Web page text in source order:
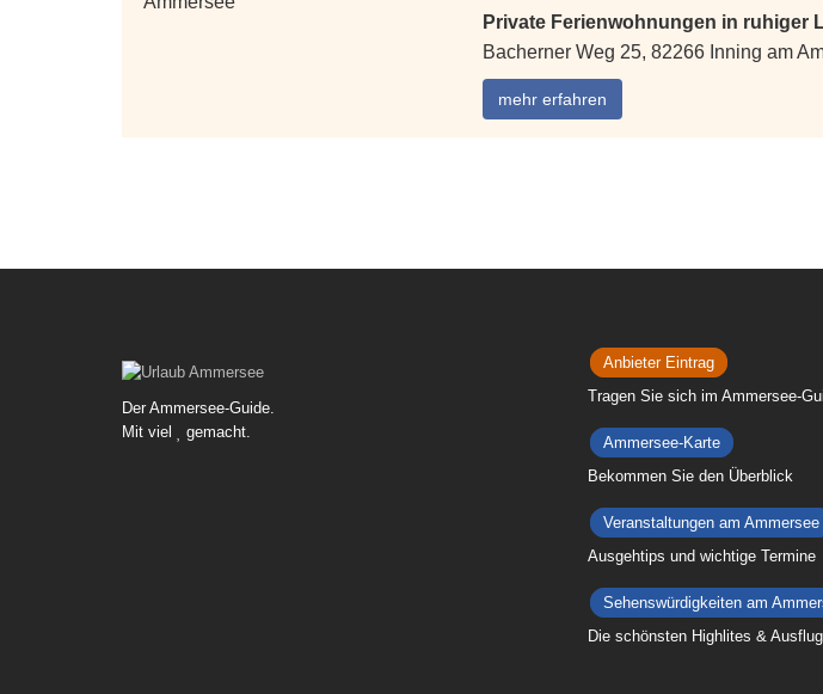
Private Ferienwohnungen in ruhiger
Bacherner Weg 25, 82266 Inning am
mehr erfahren
Der Ammersee-Guide.
Mit viel
gemacht.
Anbieter Eintrag
Tragen Sie sich im Ammersee-
Ammersee-Karte
Bekommen Sie den Überblick
Veranstaltungen am Ammersee
Ausgehtips und wichtige Termine
Sehenswürdigkeiten am
Die schönsten Highlites &